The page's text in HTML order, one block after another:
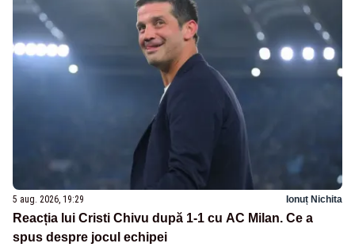
5 aug. 2026, 19:29 Ionuț Nichita
Reacția lui Cristi Chivu după 1-1 cu AC Milan. Ce a
spus despre jocul echipei